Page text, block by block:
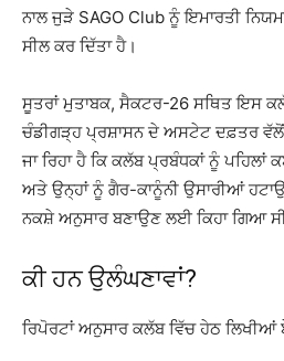
ਨਾਲ ਜੁੜੇ SAGO Clubਨੂੰ ਇਮਾਰਤੀ
ਸੀਲ ਕਰ ਦਿੱਤਾ ਹੈ।
ਸੂਤਰਾਂ ਮੁਤਾਬਕ, ਸੈਕਟਰ-26 ਸਥਿਤ ਇਸ
ਚੰਡੀਗੜ੍ਹ ਪ੍ਰਸ਼ਾਸਨ ਦੇ ਅਸਟੇਟ ਦਫ਼ਤਰ
ਜਾ ਰਿਹਾ ਹੈ ਕਿ ਕਲੱਬ ਪ੍ਰਬੰਧਕਾਂ ਨੂੰ ਪਹਿਲਾਂ
ਅਤੇ ਉਨ੍ਹਾਂ ਨੂੰ ਗੈਰ-ਕਾਨੂੰਨੀ ਉਸਾਰੀਆਂ
ਨਕਸ਼ੇ ਅਨੁਸਾਰ ਬਣਾਉਣ ਲਈ ਕਿਹਾ ਗਿਆ
ਕੀ ਹਨ ਉਲੰਘਣਾਵਾਂ?
ਰਿਪੋਰਟਾਂ ਅਨੁਸਾਰ ਕਲੱਬ ਵਿੱਚ ਹੇਠ